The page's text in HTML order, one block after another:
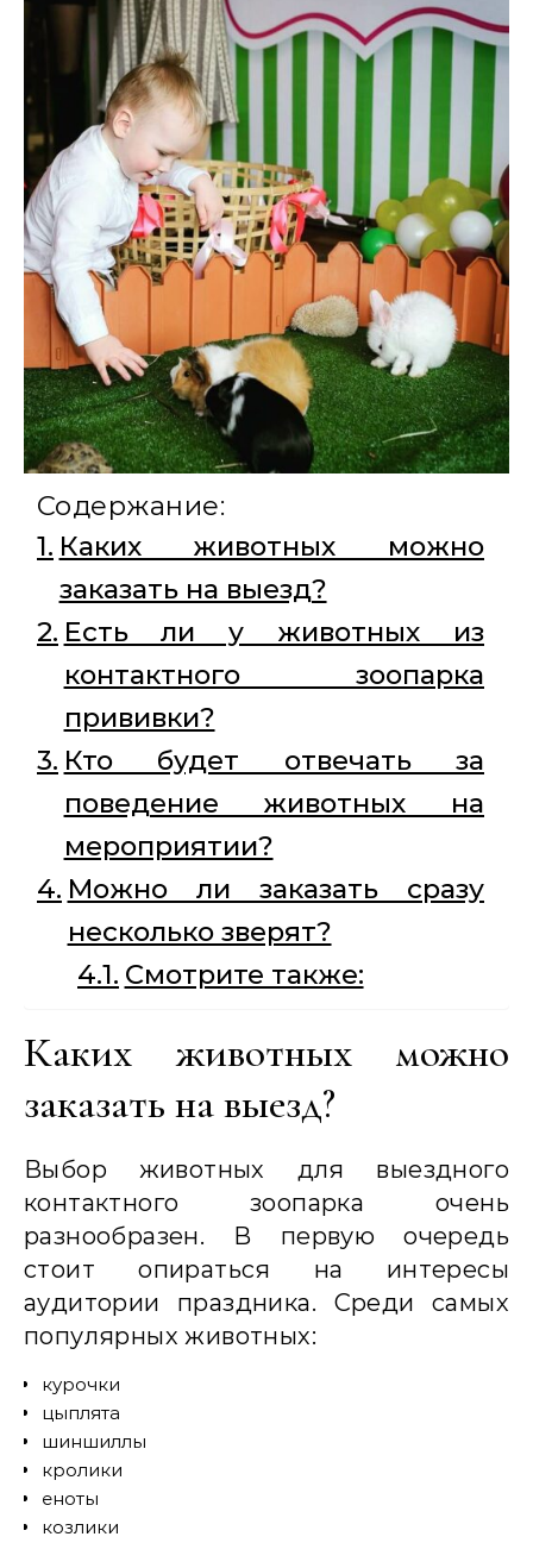
Содержание:
Каких животных можно
заказать на выезд?
Есть ли у животных из
контактного зоопарка
прививки?
Кто будет отвечать за
поведение животных на
мероприятии?
Можно ли заказать сразу
несколько зверят?
Смотрите также:
Каких животных можно
заказать на выезд?
Выбор животных для выездного
контактного зоопарка очень
разнообразен. В первую очередь
стоит опираться на интересы
аудитории праздника. Среди самых
популярных животных:
курочки
цыплята
шиншиллы
кролики
еноты
козлики